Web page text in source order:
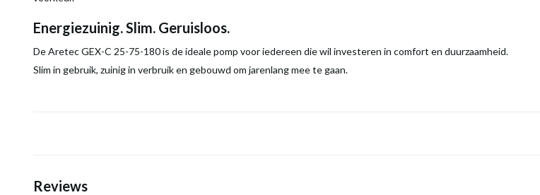
Energiezuinig. Slim. Geruisloos.
De Aretec GEX-C 25-75-180 is de ideale pomp voor iedereen die wil investeren in comfort en duurzaamheid.
Slim in gebruik, zuinig in verbruik en gebouwd om jarenlang mee te gaan.
Reviews